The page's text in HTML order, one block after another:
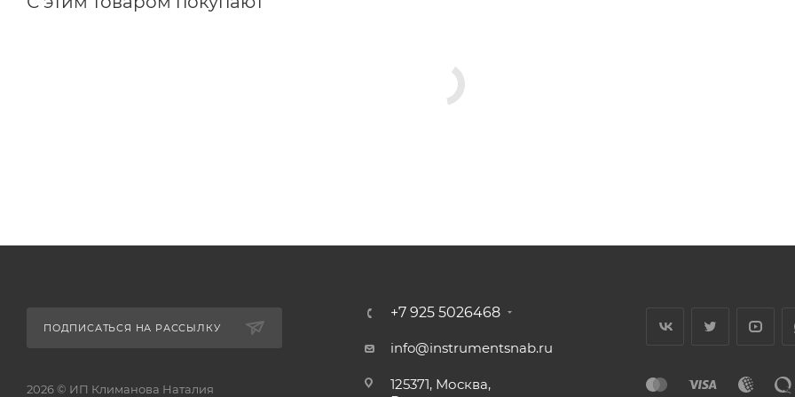
ПОДПИСАТЬСЯ НА РАССЫЛКУ
2026 © ИП Климанова Наталия
+7 925 5026468
info@instrumentsnab.ru
125371, Москва,